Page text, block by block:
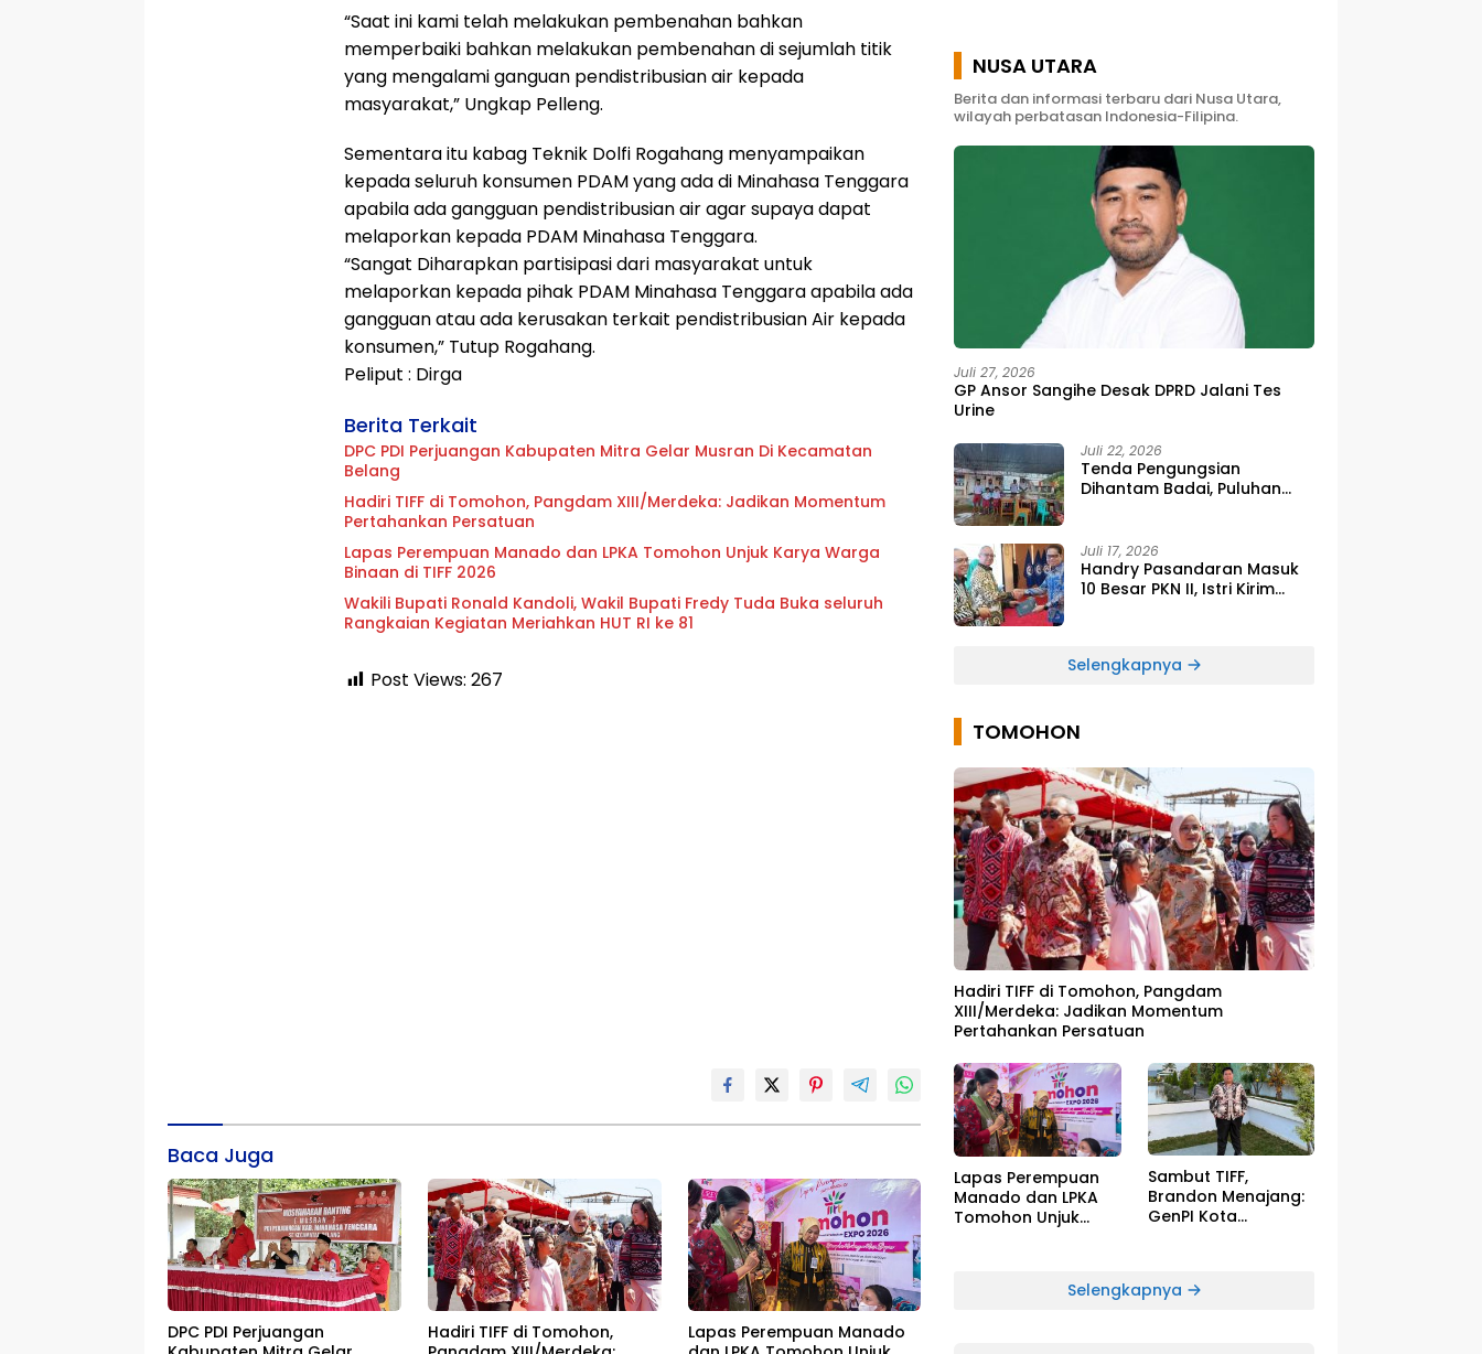
“Saat ini kami telah melakukan pembenahan bahkan
memperbaiki bahkan melakukan pembenahan di sejumlah titik
yang mengalami ganguan pendistribusian air kepada
masyarakat,” Ungkap Pelleng.
Sementara itu kabag Teknik Dolfi Rogahang menyampaikan
kepada seluruh konsumen PDAM yang ada di Minahasa Tenggara
apabila ada gangguan pendistribusian air agar supaya dapat
melaporkan kepada PDAM Minahasa Tenggara.
“Sangat Diharapkan partisipasi dari masyarakat untuk
melaporkan kepada pihak PDAM Minahasa Tenggara apabila ada
gangguan atau ada kerusakan terkait pendistribusian Air kepada
konsumen,” Tutup Rogahang.
Peliput : Dirga
Berita Terkait
DPC PDI Perjuangan Kabupaten Mitra Gelar Musran Di Kecamatan
Belang
Hadiri TIFF di Tomohon, Pangdam XIII/Merdeka: Jadikan Momentum
Pertahankan Persatuan
Lapas Perempuan Manado dan LPKA Tomohon Unjuk Karya Warga
Binaan di TIFF 2026
Wakili Bupati Ronald Kandoli, Wakil Bupati Fredy Tuda Buka seluruh
Rangkaian Kegiatan Meriahkan HUT RI ke 81
Post Views: 267
Baca Juga
DPC PDI Perjuangan
Hadiri TIFF di Tomohon,
Lapas Perempuan Manado
NUSA UTARA
Berita dan informasi terbaru dari Nusa Utara,
wilayah perbatasan Indonesia-Filipina.
Juli 27, 2026
GP Ansor Sangihe Desak DPRD Jalani Tes
Urine
Juli 22, 2026
Tenda Pengungsian
Dihantam Badai, Puluhan
Juli 17, 2026
Handry Pasandaran Masuk
10 Besar PKN II, Istri Kirim
Selengkapnya
TOMOHON
Hadiri TIFF di Tomohon, Pangdam
XIII/Merdeka: Jadikan Momentum
Pertahankan Persatuan
Lapas Perempuan
Manado dan LPKA
Tomohon Unjuk
Sambut TIFF,
Brandon Menajang: ​
GenPI Kota
Selengkapnya